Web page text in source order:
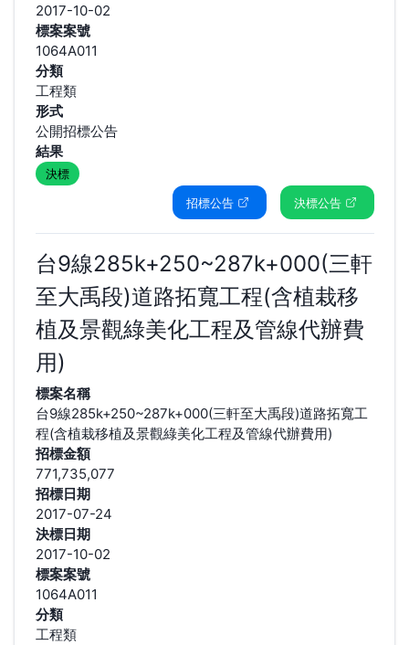
2017-10-02
標案案號
1064A011
分類
工程類
形式
公開招標公告
結果
決標
招標公告
決標公告
台9線285k+250~287k+000(三軒
至大禹段)道路拓寬工程(含植栽移
植及景觀綠美化工程及管線代辦費
用)
標案名稱
台9線285k+250~287k+000(三軒至大禹段)道路拓寬工
程(含植栽移植及景觀綠美化工程及管線代辦費用)
招標金額
771,735,077
招標日期
2017-07-24
決標日期
2017-10-02
標案案號
1064A011
分類
工程類